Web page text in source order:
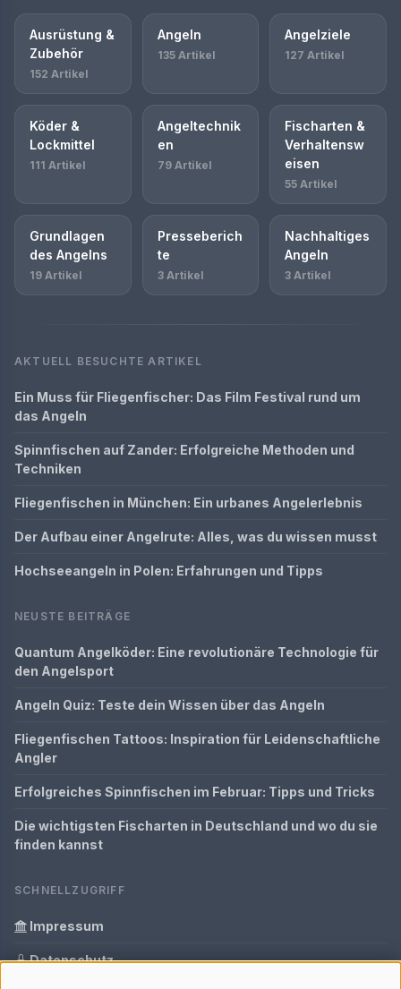
Ausrüstung &
Zubehör
152 Artikel
Angeln
135 Artikel
Angelziele
127 Artikel
Köder &
Lockmittel
111 Artikel
Angeltechnik
en
79 Artikel
Fischarten &
Verhaltensw
eisen
55 Artikel
Grundlagen
des Angelns
19 Artikel
Presseberich
te
3 Artikel
Nachhaltiges
Angeln
3 Artikel
AKTUELL BESUCHTE ARTIKEL
Ein Muss für Fliegenfischer: Das Film Festival rund um
das Angeln
Spinnfischen auf Zander: Erfolgreiche Methoden und
Techniken
Fliegenfischen in München: Ein urbanes Angelerlebnis
Der Aufbau einer Angelrute: Alles, was du wissen musst
Hochseeangeln in Polen: Erfahrungen und Tipps
NEUSTE BEITRÄGE
Quantum Angelköder: Eine revolutionäre Technologie für
den Angelsport
Angeln Quiz: Teste dein Wissen über das Angeln
Fliegenfischen Tattoos: Inspiration für Leidenschaftliche
Angler
Erfolgreiches Spinnfischen im Februar: Tipps und Tricks
Die wichtigsten Fischarten in Deutschland und wo du sie
finden kannst
SCHNELLZUGRIFF
Impressum
Datenschutz